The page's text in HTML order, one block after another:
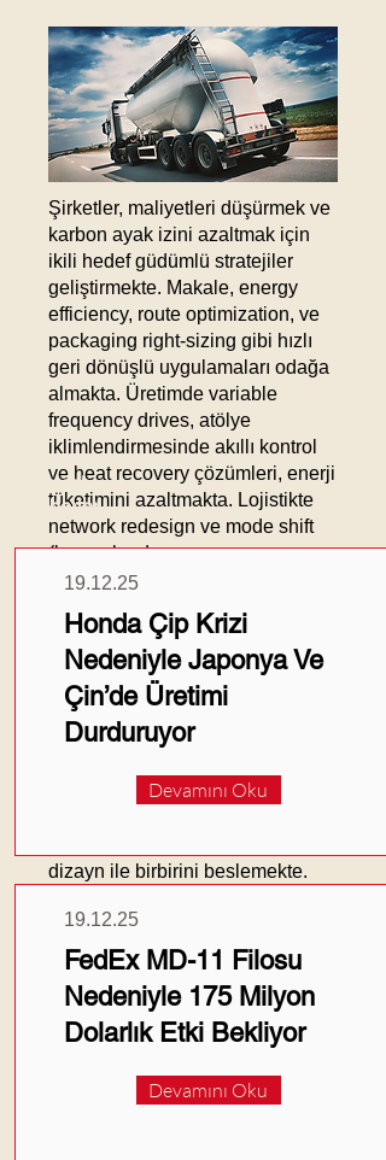
Şirketler, maliyetleri düşürmek ve
karbon ayak izini azaltmak için
ikili hedef güdümlü stratejiler
geliştirmekte. Makale, energy
efficiency, route optimization, ve
packaging right-sizing gibi hızlı
geri dönüşlü uygulamaları odağa
almakta. Üretimde variable
frequency drives, atölye
iklimlendirmesinde akıllı kontrol
ve heat recovery çözümleri, enerji
tüketimini azaltmakta. Lojistikte
network redesign ve mode shift
(karayolundan
demiryolu/denizyoluna) maliyeti
Depolarda LED dönüşümü ve
smart sensors, tüketim piklerini
kontrol etmekte. Satın almada
supplier decarbonization
programları, Scope 3 azaltımını
dizayn ile birbirini beslemekte.
Önemli Notlar:
1. Energy efficiency hızlı geri
dönüş sağlar.
2. Network redesign maliyet ve
emisyonu düşürür.
4. Supplier decarbonization
Güncel
Haberler
19.12.25
Honda Çip Krizi
Nedeniyle Japonya Ve
Çin’de Üretimi
Durduruyor
Devamını Oku
19.12.25
FedEx MD-11 Filosu
Nedeniyle 175 Milyon
Dolarlık Etki Bekliyor
Devamını Oku